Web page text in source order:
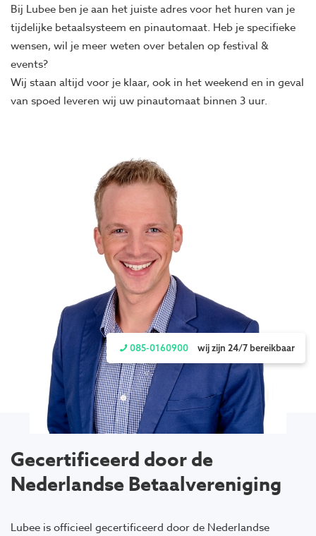
Bij Lubee ben je aan het juiste adres voor het huren van je
tijdelijke betaalsysteem en pinautomaat. Heb je specifieke
wensen, wil je meer weten over betalen op festival &
events?
Wij staan altijd voor je klaar, ook in het weekend en in geval
van spoed leveren wij uw pinautomaat binnen 3 uur.
085-0160900 wij zijn 24/7 bereikbaar
Gecertificeerd door de
Nederlandse Betaalvereniging
Lubee is officieel gecertificeerd door de Nederlandse